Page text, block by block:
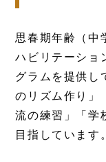
思春期年齢（中
ハビリテーショ
グラムを提供し
のリズム作り」
流の練習」「学
目指しています。